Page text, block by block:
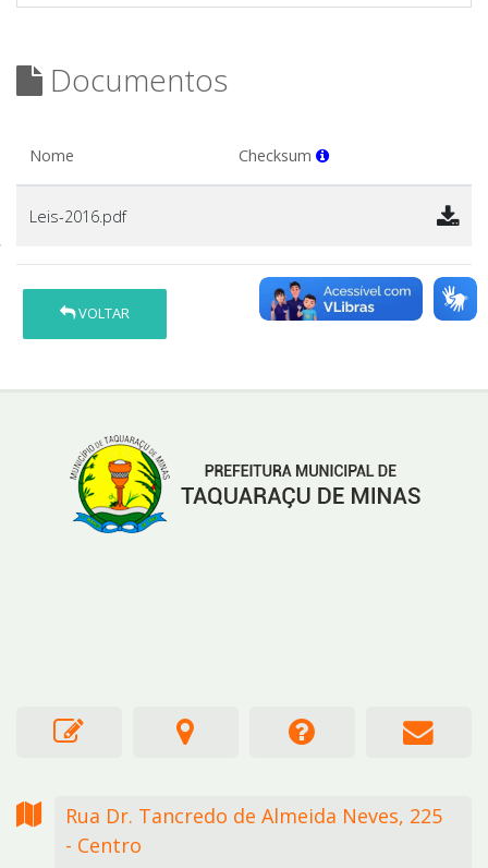
Documentos
Nome Checksum
Leis-2016.pdf
VOLTAR
Rua Dr. Tancredo de Almeida Neves, 225
- Centro